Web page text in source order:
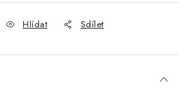
Hlídat Sdílet